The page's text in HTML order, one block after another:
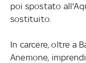
poi spostato
sostituito.
In carcere, oltre a
Anemone,